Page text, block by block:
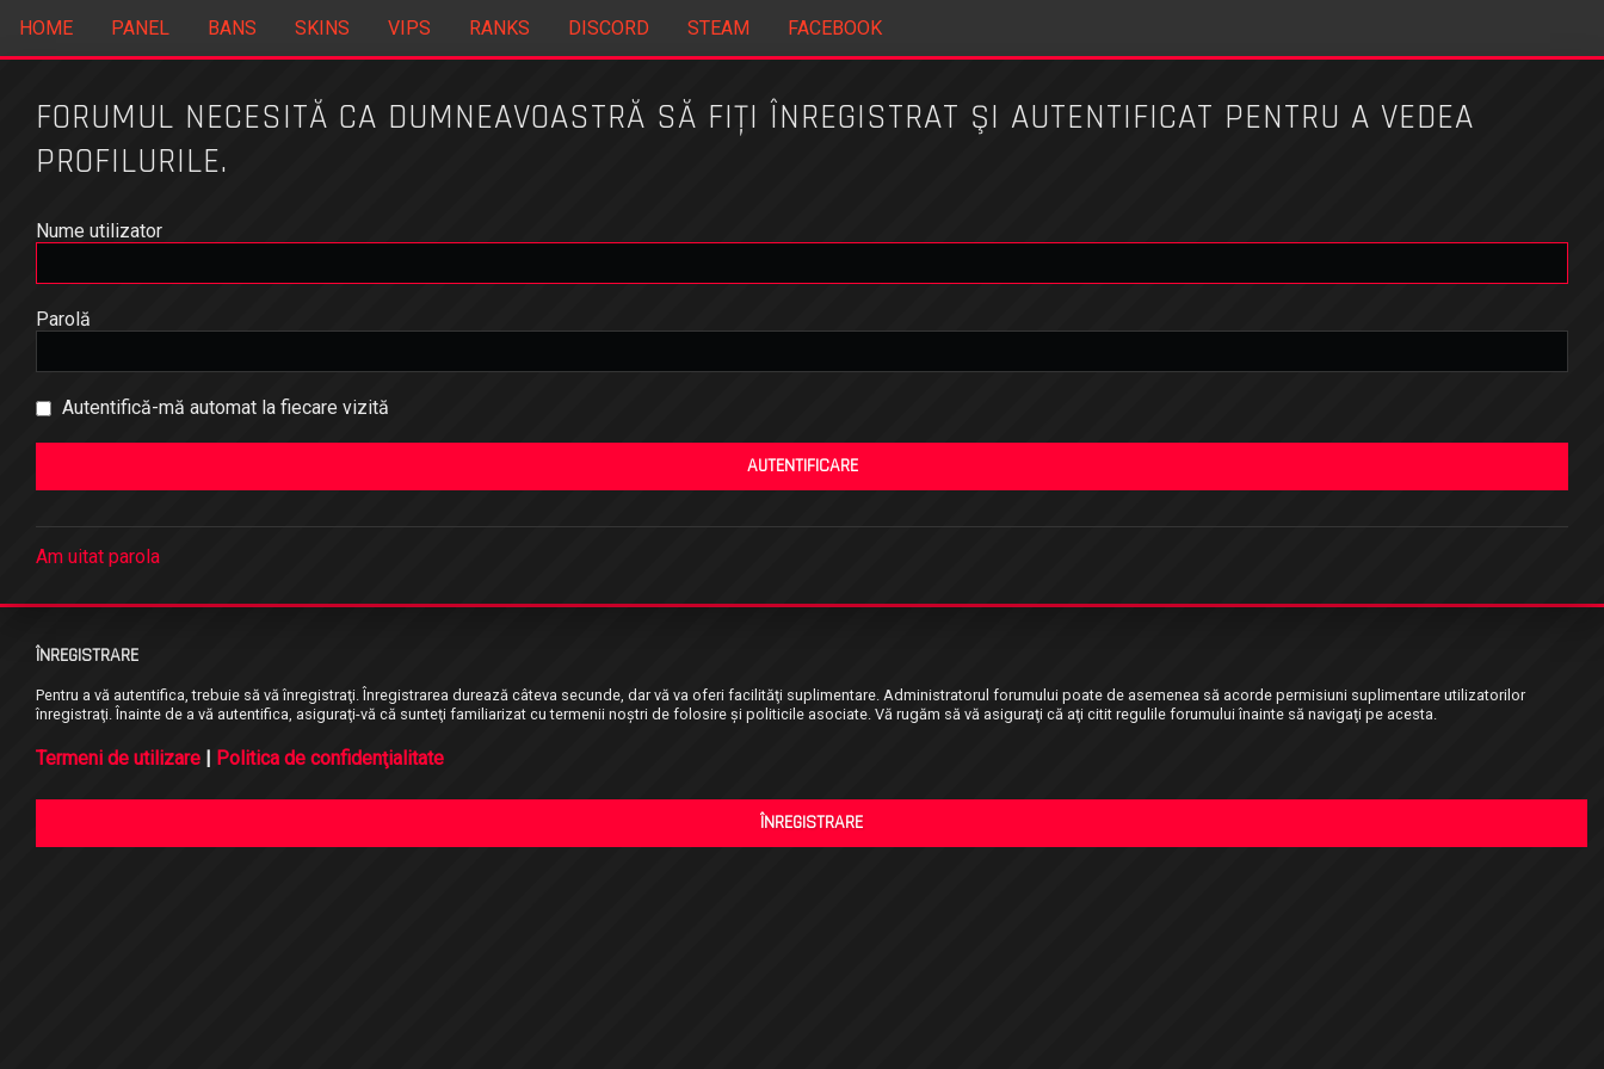
HOME PANEL BANS SKINS VIPS RANKS DISCORD STEAM FACEBOOK
FORUMUL NECESITĂ CA DUMNEAVOASTRĂ SĂ FIŢI ÎNREGISTRAT ŞI AUTENTIFICAT PENTRU A VEDEA
PROFILURILE.
Nume utilizator
Parolă
Autentifică-mă automat la fiecare vizită
Am uitat parola
ÎNREGISTRARE
Pentru a vă autentifica, trebuie să vă înregistraţi. Înregistrarea durează câteva secunde, dar vă va oferi facilităţi suplimentare. Administratorul forumului poate de asemenea să acorde permisiuni suplimentare utilizatorilor
înregistraţi. Înainte de a vă autentifica, asiguraţi-vă că sunteţi familiarizat cu termenii noştri de folosire şi politicile asociate. Vă rugăm să vă asiguraţi că aţi citit regulile forumului înainte să navigaţi pe acesta.
Termeni de utilizare Politica de confidenţialitate
ÎNREGISTRARE